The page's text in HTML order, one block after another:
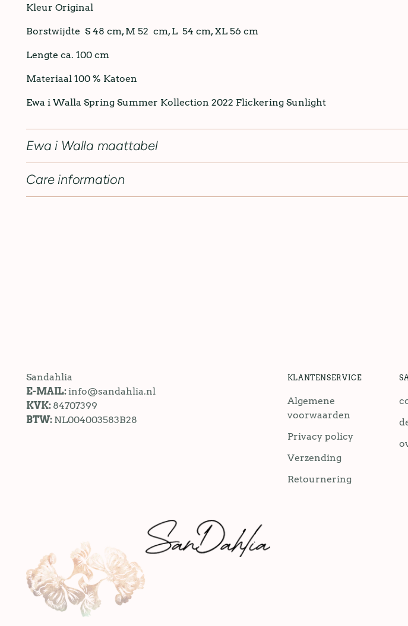
Kleur Original
Borstwijdte S 48 cm, M 52 cm, L 54 cm, XL 56 cm
Lengte ca. 100 cm
Materiaal 100 % Katoen
Ewa i Walla Spring Summer Kollection 2022 Flickering Sunlight
Ewa i Walla maattabel
Care information
Sandahlia
E-MAIL:info@sandahlia.nl
KVK: 84707399
BTW: NL004003583B28
KLANTENSERVICE
Algemene
voorwaarden
Privacy policy
Verzending
Retournering